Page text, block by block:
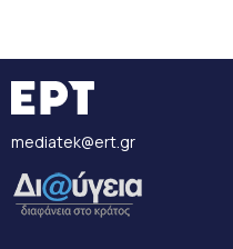
mediatek@ert.gr